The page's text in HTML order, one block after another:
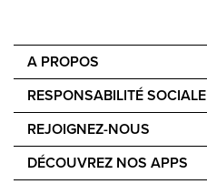
A PROPOS
Notre Science
Notre histoire
Notre mission
RESPONSABILITÉ SOCIALE
Force for Good
REJOIGNEZ-NOUS
Apprenez à gagner de l'argent
Événements
DÉCOUVREZ NOS APPS